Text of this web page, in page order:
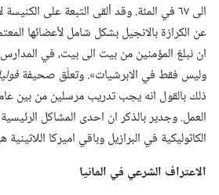
الى ٦٧ في المئة.‏ وقد ألقى التبعة على
عن الكرازة بالانجيل بشكل شامل لأعضائها
ان نبلغ المؤمنين من بيت الى بيت،‏ في
وليس فقط في الابرشيات».‏ وتعلّق صحيفة
ذلك بالقول انه يجب تدريب مرسلين من بين
العمل.‏ وجدير بالذكر ان احدى المشاكل
الكاثوليكية في البرازيل وباقي اميركا
الاعتراف الشرعي في المانيا